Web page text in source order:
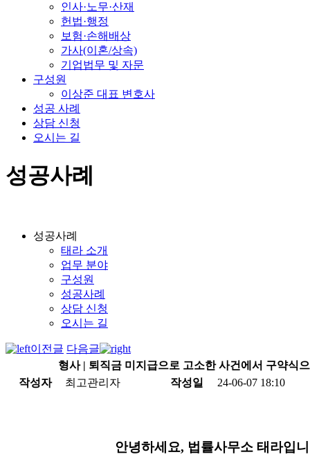
인사·노무·산재
헌법·행정
보험·손해배상
가사(이혼/상속)
기업법무 및 자문
구성원
이상준 대표 변호사
성공 사례
상담 신청
오시는 길
성공사례
성공사례
태라 소개
업무 분야
구성원
성공사례
상담 신청
오시는 길
이전글 다음글
형사 | 퇴직금 미지급으로 고소한 사건에서 구약식
작성자
최고관리자 작성일 24-06-07 18:10
안녕하세요, 법률사무소 태라입